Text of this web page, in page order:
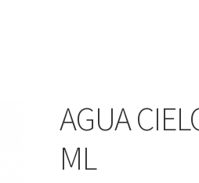
AGUA
ML